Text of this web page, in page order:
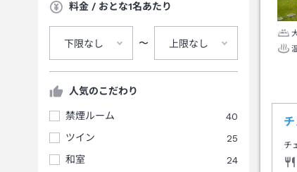
料金 / おとな1名あたり
下限なし 〜 上限なし
人気のこだわり
禁煙ルーム
40
ツイン
25
和室
24
チ